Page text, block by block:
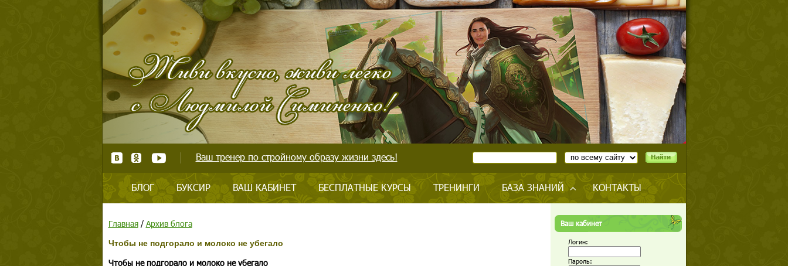
Ваш тренер по стройному образу жизни здесь!
БЛОГ БУКСИР ВАШ КАБИНЕТ БЕСПЛАТНЫЕ КУРСЫ ТРЕНИНГИ БАЗА ЗНАНИЙ КОНТАКТЫ
Главная/ Архив блога
Чтобы не подгорало и молоко не убегало
Чтобы не подгорало и молоко не убегало
Ваш кабинет
Логин:
Пароль: